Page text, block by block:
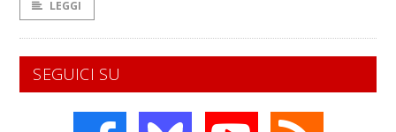
LEGGI
SEGUICI SU